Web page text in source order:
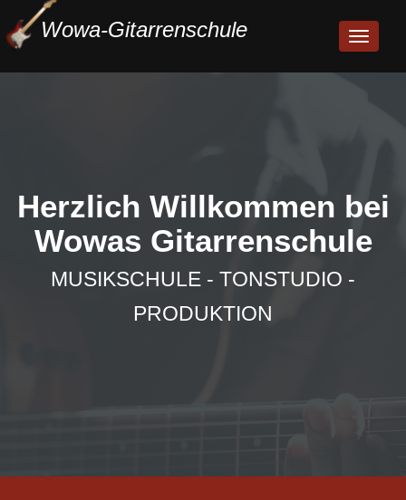
Toggle
Wowa-Gitarrenschule
Herzlich Willkommen bei
Wowas Gitarrenschule
MUSIKSCHULE - TONSTUDIO -
PRODUKTION